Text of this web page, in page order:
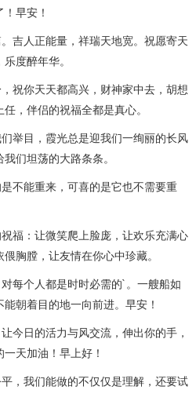
早安！
吉人正能量，祥瑞天地宽。祝愿寄天
度醉年华。
祝你天天都高兴，财神家中去，胡想
，伴侣的祝福全都是真心。
举目，霞光总是迎我们一绚丽的长风
们坦荡的大路条条。
不能重来，可喜的是它也不需要重
福：让微笑爬上脸庞，让欢乐充满心
胸膛，让友情在你心中珍藏。
每个人都是时时必需的`。一艘船如
朝着目的地一向前进。早安！
今日的活力与风交流，伸出你的手，
天加油！早上好！
，我们能做的不仅仅是理解，还要试